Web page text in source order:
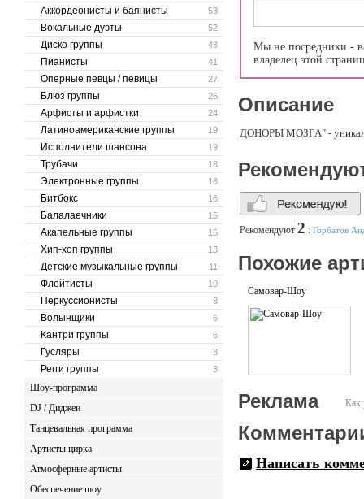
53
Аккордеонисты и баянисты
52
Вокальные дуэты
48
Диско группы
41
Пианисты
27
Оперные певцы / певицы
26
Блюз группы
24
Арфисты и арфистки
19
Латиноамериканские группы
19
Исполнители шансона
18
Трубачи
18
Электронные группы
16
Битбокс
15
Балалаечники
15
Акапельные группы
13
Хип-хоп группы
11
Детские музыкальные группы
10
Флейтисты
8
Перкуссионисты
6
Волынщики
6
Кантри группы
3
Гусляры
3
Регги группы
Шоу-программа
DJ / Диджеи
Танцевальная программа
Артисты цирка
Атмосферные артисты
Обеспечение шоу
Мы не посредники -
владелец этой
Описание
ДОНОРЫ МОЗГА" -
Рекомендуют 2 : Горбатов
Похожие
Самовар-Шоу
Как
Реклама
Написать